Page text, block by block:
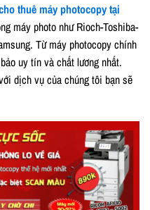
thuê máy photocopy tại
máy photo như Rioch-Toshiba-
Từ máy photocopy chính
uy tín và chất lương nhất.
dịch vụ của chúng tôi bạn sẽ